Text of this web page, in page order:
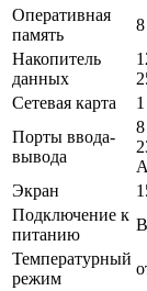
Оперативная
память
Накопитель
данных
Сетевая карта
Порты ввода-
вывода
Экран
Подключение к
питанию
Температурный
режим